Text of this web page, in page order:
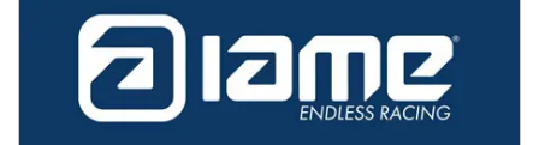
Trenque Lauquen (Buenos Aires)
ENTRERRIANO - F6 (POSTERGADA)
Parque de la Velocidad (Asfalto)
Villaguay (Entre Ríos)